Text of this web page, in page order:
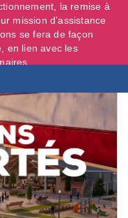
la remise à
mission d’assistance
se fera de façon
en lien avec les
...